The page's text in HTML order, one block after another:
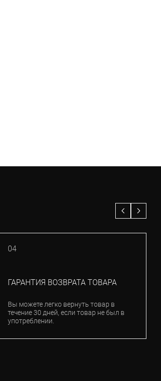
04
ГАРАНТИЯ ВОЗВРАТА ТОВАРА
Вы можете легко вернуть товар в
течение 30 дней, если товар не был в
употреблении.